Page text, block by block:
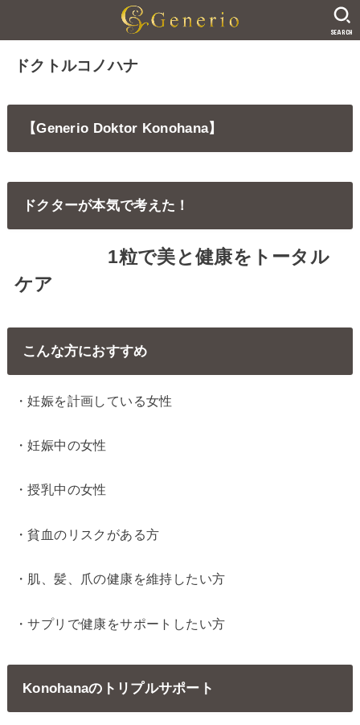
SEARCH
ドクトルコノハナ
【Generio Doktor Konohana】
ドクターが本気で考えた！
1粒で美と健康をトータル
ケア
こんな方におすすめ
・妊娠を計画している女性
・妊娠中の女性
・授乳中の女性
・貧血のリスクがある方
・肌、髪、爪の健康を維持したい方
・サプリで健康をサポートしたい方
Konohanaのトリプルサポート